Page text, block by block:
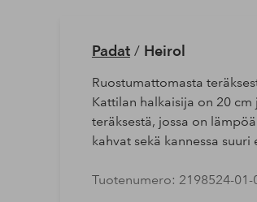
Padat/ Heirol
Ruostumattomasta
Kattilan halkaisija on 20
teräksestä, jossa on
kahvat sekä kannessa
Tuotenumero: 2198524-01-